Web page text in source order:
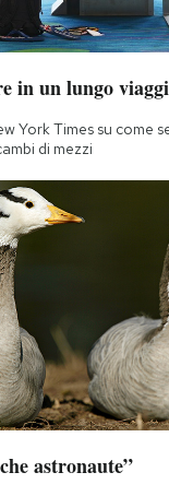
in un lungo
York Times su come
di mezzi
astronaute”